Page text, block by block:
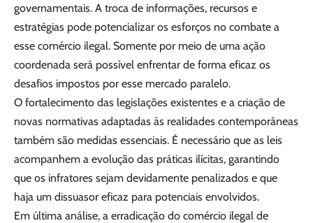
governamentais. A troca de informações, recursos e
estratégias pode potencializar os esforços no combate a
esse comércio ilegal. Somente por meio de uma ação
coordenada será possível enfrentar de forma eficaz os
desafios impostos por esse mercado paralelo.
O fortalecimento das legislações existentes e a criação de
novas normativas adaptadas às realidades contemporâneas
também são medidas essenciais. É necessário que as leis
acompanhem a evolução das práticas ilícitas, garantindo
que os infratores sejam devidamente penalizados e que
haja um dissuasor eficaz para potenciais envolvidos.
Em última análise, a erradicação do comércio ilegal de